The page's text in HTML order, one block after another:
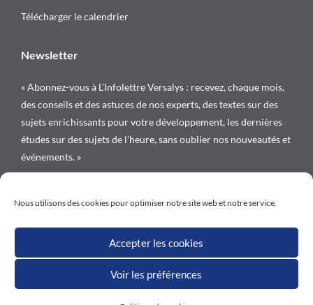
Nous utilisons des cookies pour optimiser notre site web et notre service.
Accepter les cookies
Voir les préférences
Télécharger le calendrier
Newsletter
« Abonnez-vous à L’Infolettre Versalys : recevez, chaque mois,
des conseils et des astuces de nos experts, des textes sur des
sujets enrichissants pour votre développement, les dernières
études sur des sujets de l’heure, sans oublier nos nouveautés et
événements. »